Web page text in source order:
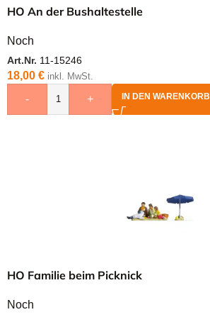
HO An der Bushaltestelle
Noch
Art.Nr. 11-15246
18,00 € inkl. MwSt.
- + IN DEN WARENKORB
HO Familie beim Picknick
Noch